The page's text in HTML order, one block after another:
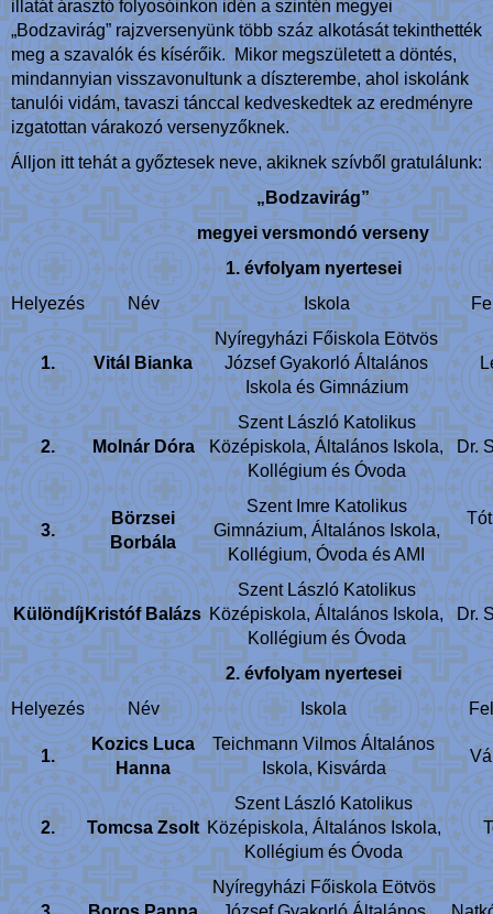
illatát árasztó folyosóinkon idén a szintén megyei
„Bodzavirág” rajzversenyünk több száz alkotását tekinthették
meg a szavalók és kísérőik. Mikor megszületett a döntés,
mindannyian visszavonultunk a díszterembe, ahol iskolánk
tanulói vidám, tavaszi tánccal kedveskedtek az eredményre
izgatottan várakozó versenyzőknek.
Álljon itt tehát a győztesek neve, akiknek szívből gratulálunk:
„Bodzavirág”
megyei versmondó verseny
1. évfolyam nyertesei
Helyezés
Név Iskola
1. Vitál Bianka
Nyíregyházi Főiskola Eötvös
József Gyakorló Általános
Iskola és Gimnázium
2. Molnár Dóra
Szent László Katolikus
Középiskola, Általános Iskola,
Kollégium és Óvoda
Dr.
3.
Börzsei
Borbála
Szent Imre Katolikus
Gimnázium, Általános Iskola,
Kollégium, Óvoda és AMI
KülöndíjKristóf Balázs
Szent László Katolikus
Középiskola, Általános Iskola,
Kollégium és Óvoda
Dr.
2. évfolyam nyertesei
Helyezés
Név Iskola
1.
Kozics Luca
Hanna
Teichmann Vilmos Általános
Iskola, Kisvárda
2. Tomcsa Zsolt
Szent László Katolikus
Középiskola, Általános Iskola,
Kollégium és Óvoda
Nyíregyházi Főiskola Eötvös